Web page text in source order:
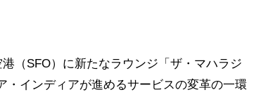
（SFO）に新たなラウンジ「ザ・マハラジ
・インディアが進めるサービスの変革の一環